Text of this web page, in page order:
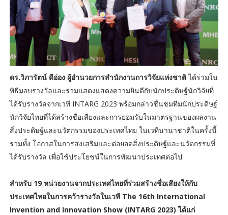
ดร.วิภารัตน์ ดีอ่อง ผู้อำนวยการสำนักงานการวิจัยแห่งชาติได้ร่วมใน
พิธีมอบรางวัลและร่วมแสดงแสดงความยินดีกับนักประดิษฐ์นักวิจัยที่
ได้รับรางวัลจากเวที INTARG 2023 พร้อมกล่าวชื่นชมทีมนักประดิษฐ์
นักวิจัยไทยที่ได้สร้างชื่อเสียงและการยอมรับในมาตรฐานของผลงาน
สิ่งประดิษฐ์และนวัตกรรมของประเทศไทย ในเวทีนานาชาติในครั้งนี้
รวมทั้ง โอกาสในการส่งเสริมและต่อยอดสิ่งประดิษฐ์และนวัตกรรมที่
ได้รับรางวัล เพื่อใช้ประโยชน์ในการพัฒนาประเทศต่อไป
สำหรับ 19 หน่วยงานจากประเทศไทยที่ร่วมสร้างชื่อเสียงให้กับ
ประเทศไทยในการคว้ารางวัลในเวที The 16th International
Invention and Innovation Show (INTARG 2023) ได้แก่